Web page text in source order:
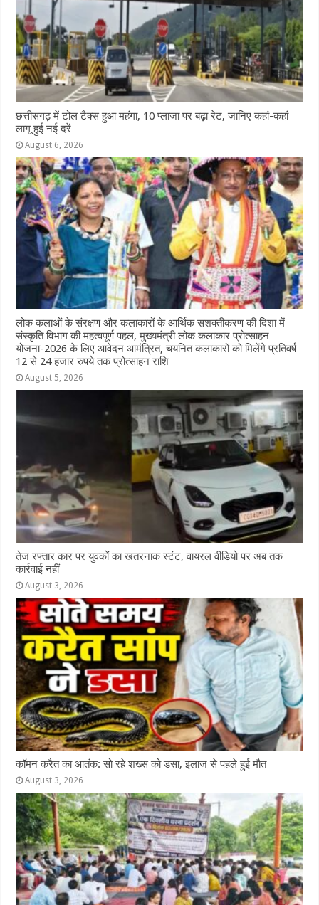
छत्तीसगढ़ में टोल टैक्स हुआ महंगा, 10 प्लाजा पर बढ़ा रेट, जानिए कहां-कहां
लागू हुईं नई दरें
August 6, 2026
लोक कलाओं के संरक्षण और कलाकारों के आर्थिक सशक्तीकरण की दिशा में
संस्कृति विभाग की महत्वपूर्ण पहल, मुख्यमंत्री लोक कलाकार प्रोत्साहन
योजना-2026 के लिए आवेदन आमंत्रित, चयनित कलाकारों को मिलेंगे प्रतिवर्ष
12 से 24 हजार रुपये तक प्रोत्साहन राशि
August 5, 2026
तेज रफ्तार कार पर युवकों का खतरनाक स्टंट, वायरल वीडियो पर अब तक
कार्रवाई नहीं
August 3, 2026
कॉमन करैत का आतंक: सो रहे शख्स को डसा, इलाज से पहले हुई मौत
August 3, 2026